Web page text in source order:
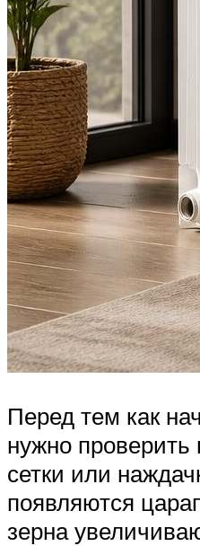
Перед тем как
нужно проверить
сетки или
появляются
зерна